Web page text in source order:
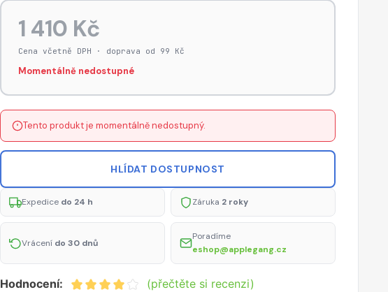
1 410 Kč
Cena včetně DPH · doprava od 99 Kč
Momentálně nedostupné
Tento produkt je momentálně nedostupný.
HLÍDAT DOSTUPNOST
Expedice do 24 h Záruka 2 roky
Vrácení do 30 dnů
Poradíme
eshop@applegang.cz
Hodnocení: (přečtěte si recenzi)